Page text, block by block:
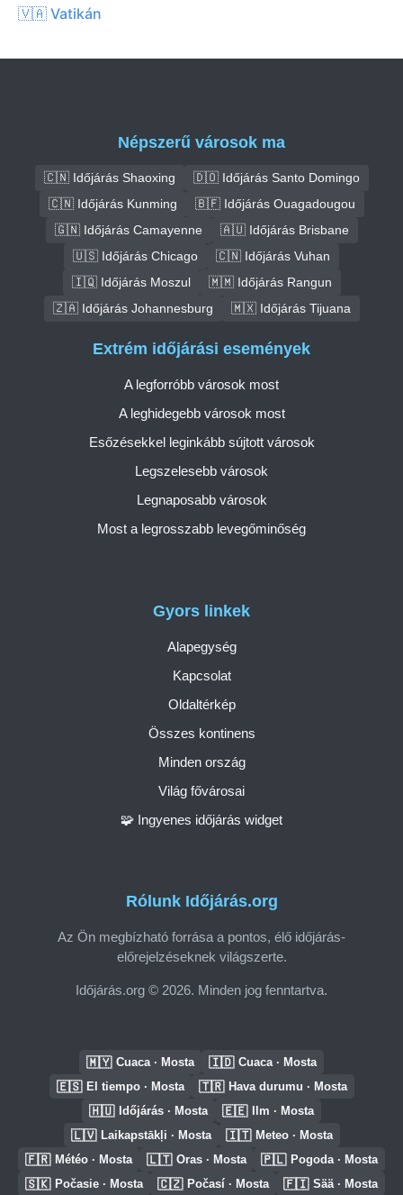
🇻🇦 Vatikán
Népszerű városok ma
🇨🇳 Időjárás Shaoxing
🇩🇴 Időjárás Santo Domingo
🇨🇳 Időjárás Kunming
🇧🇫 Időjárás Ouagadougou
🇬🇳 Időjárás Camayenne
🇦🇺 Időjárás Brisbane
🇺🇸 Időjárás Chicago
🇨🇳 Időjárás Vuhan
🇮🇶 Időjárás Moszul
🇲🇲 Időjárás Rangun
🇿🇦 Időjárás Johannesburg
🇲🇽 Időjárás Tijuana
Rólunk Időjárás.org
Az Ön megbízható forrása a pontos, élő időjárás-
előrejelzéseknek világszerte.
Időjárás.org © 2026. Minden jog fenntartva.
Gyors linkek
Alapegység
Kapcsolat
Oldaltérkép
Összes kontinens
Minden ország
Világ fővárosai
🧩 Ingyenes időjárás widget
Extrém időjárási események
A legforróbb városok most
A leghidegebb városok most
Esőzésekkel leginkább sújtott városok
Legszelesebb városok
Legnaposabb városok
Most a legrosszabb levegőminőség
🇲🇾 Cuaca · Mosta 🇮🇩 Cuaca · Mosta
🇪🇸 El tiempo · Mosta 🇹🇷 Hava durumu · Mosta
🇭🇺 Időjárás · Mosta 🇪🇪 Ilm · Mosta
🇱🇻 Laikapstākļi · Mosta 🇮🇹 Meteo · Mosta
🇫🇷 Météo · Mosta 🇱🇹 Oras · Mosta 🇵🇱 Pogoda · Mosta
🇸🇰 Počasie · Mosta 🇨🇿 Počasí · Mosta 🇫🇮 Sää · Mosta